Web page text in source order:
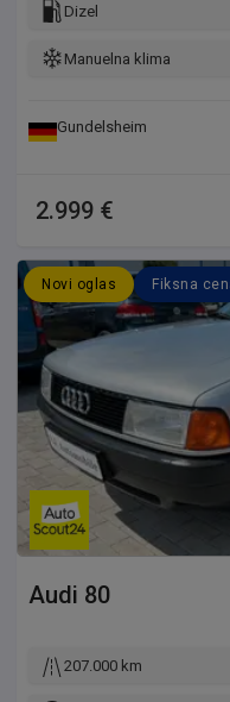
Dizel
Manuelna klima
Gundelsheim
2.999 €
Novi oglas Fiksna
Audi 80
207.000 km